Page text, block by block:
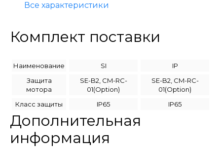
Все характеристики
Комплект поставки
Наименование SI
IP
Защита
мотора
SE-B2, CM-RC-
01(Option)
SE-B2, CM-RC-
01(Option)
Класс защиты
IP65 IP65
Дополнительная
информация